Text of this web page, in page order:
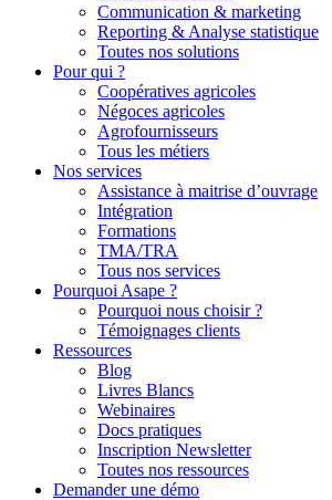
Communication & marketing
Reporting & Analyse statistique
Toutes nos solutions
Pour qui ?
Coopératives agricoles
Négoces agricoles
Agrofournisseurs
Tous les métiers
Nos services
Assistance à maitrise d’ouvrage
Intégration
Formations
TMA/TRA
Tous nos services
Pourquoi Asape ?
Pourquoi nous choisir ?
Témoignages clients
Ressources
Blog
Livres Blancs
Webinaires
Docs pratiques
Inscription Newsletter
Toutes nos ressources
Demander une démo